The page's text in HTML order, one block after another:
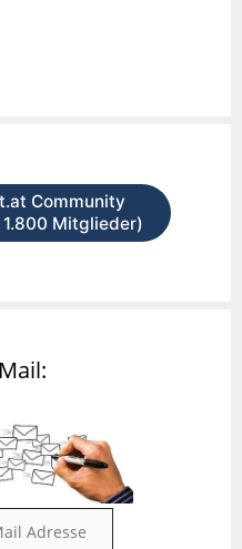
Community
Mitglieder)